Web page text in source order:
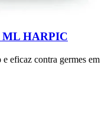
ML HARPIC
eficaz contra germes em